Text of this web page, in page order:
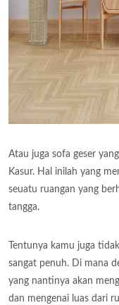
Atau juga sofa geser
Kasur. Hal inilah yang
seuatu ruangan yang
tangga.
Tentunya kamu juga
sangat penuh. Di mana
yang nantinya akan
dan mengenai luas dari